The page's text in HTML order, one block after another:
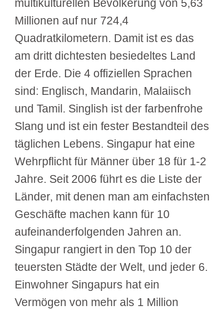
multikulturellen Bevölkerung von 5,63
Millionen auf nur 724,4
Quadratkilometern. Damit ist es das
am dritt dichtesten besiedeltes Land
der Erde. Die 4 offiziellen Sprachen
sind: Englisch, Mandarin, Malaiisch
und Tamil. Singlish ist der farbenfrohe
Slang und ist ein fester Bestandteil des
täglichen Lebens. Singapur hat eine
Wehrpflicht für Männer über 18 für 1-2
Jahre. Seit 2006 führt es die Liste der
Länder, mit denen man am einfachsten
Geschäfte machen kann für 10
aufeinanderfolgenden Jahren an.
Singapur rangiert in den Top 10 der
teuersten Städte der Welt, und jeder 6.
Einwohner Singapurs hat ein
Vermögen von mehr als 1 Million